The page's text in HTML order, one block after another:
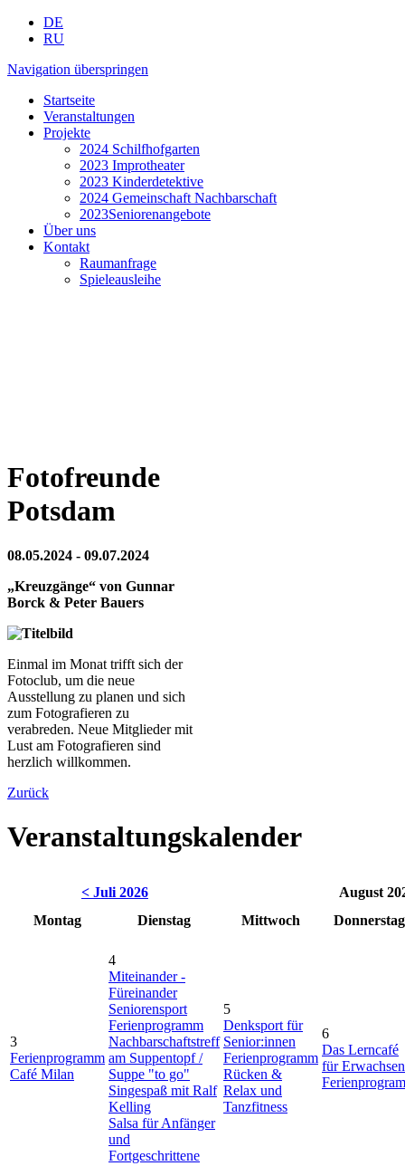
DE
RU
Navigation überspringen
Startseite
Veranstaltungen
Projekte
2024 Schilfhofgarten
2023 Improtheater
2023 Kinderdetektive
2024 Gemeinschaft Nachbarschaft
2023Seniorenangebote
Über uns
Kontakt
Raumanfrage
Spieleausleihe
Fotofreunde
Potsdam
08.05.2024 - 09.07.2024
„Kreuzgänge“ von Gunnar
Borck & Peter Bauers
Einmal im Monat trifft sich der
Fotoclub, um die neue
Ausstellung zu planen und sich
zum Fotografieren zu
verabreden. Neue Mitglieder mit
Lust am Fotografieren sind
herzlich willkommen.
Zurück
Veranstaltungskalender
< Juli 2026
August
Montag
Dienstag Mittwoch Donnerstag
3
Ferienprogramm
Café Milan
4
Miteinander -
Füreinander
Seniorensport
Ferienprogramm
Nachbarschaftstreff
am Suppentopf /
Suppe "to go"
Singespaß mit Ralf
Kelling
Salsa für Anfänger
und
Fortgeschrittene
5
Denksport für
Senior:innen
Ferienprogramm
Rücken &
Relax und
Tanzfitness
6
Das Lerncafé
für